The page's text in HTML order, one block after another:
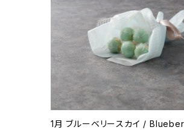
1月 ブルーベリースカイ /